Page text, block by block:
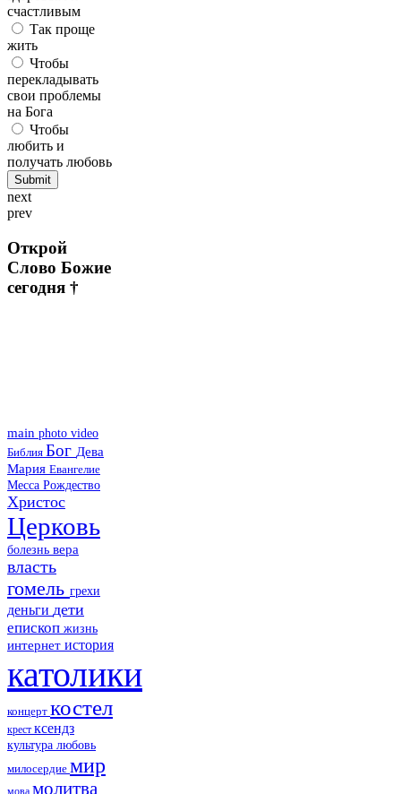
счастливым
Так проще
жить
Чтобы
перекладывать
свои проблемы
на Бога
Чтобы
любить и
получать любовь
next
prev
Открой
Слово Божие
сегодня †
main photo video
Библия Бог Дева
Мария Евангелие
Месса Рождество
Христос
Церковь
болезнь вера
власть
гомель грехи
деньги дети
епископ жизнь
интернет история
католики
концерт костел
крест ксендз
культура любовь
милосердие мир
мова молитва